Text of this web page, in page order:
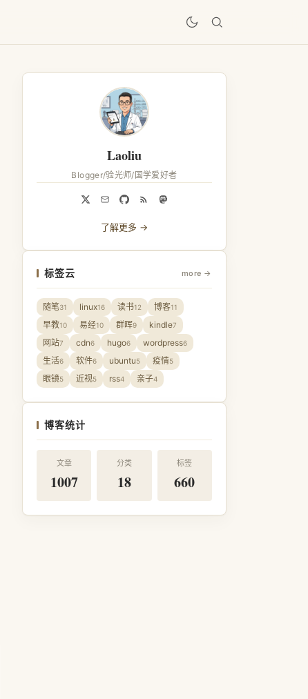
Laoliu
Blogger/验光师/国学爱好者
了解更多 →
标签云 more →
随笔31 linux16 读书12 博客11
早教10 易经10 群晖9 kindle7
网站7 cdn6 hugo6 wordpress6
生活6 软件6 ubuntu5 疫情5
眼镜5 近视5 rss4 亲子4
博客统计
文章
1007
分类
18
标签
660